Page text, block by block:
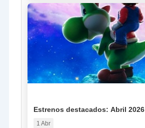
Estrenos destacados: Abril 2026
1 Abr